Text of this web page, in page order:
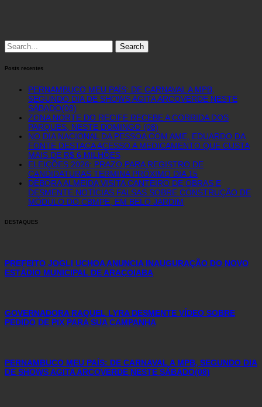
Search
for:
Posts recentes
PERNAMBUCO MEU PAÍS: DE CARNAVAL A MPB,
SEGUNDO DIA DE SHOWS AGITA ARCOVERDE NESTE
SÁBADO(08)
ZONA NORTE DO RECIFE RECEBE A CORRIDA DOS
PARQUES, NESTE DOMINGO (08)
NO DIA NACIONAL DA PESSOA COM AME, EDUARDO DA
FONTE DESTACA ACESSO A MEDICAMENTO QUE CUSTA
MAIS DE R$ 6 MILHÕES
ELEIÇÕES 2026: PRAZO PARA REGISTRO DE
CANDIDATURAS TERMINA PRÓXIMO DIA 15
DÉBORA ALMEIDA VISITA CANTEIRO DE OBRAS E
DESMENTE NOTÍCIAS FALSAS SOBRE CONSTRUÇÃO DE
MÓDULO DO CBMPE, EM BELO JARDIM
DESTAQUES
PREFEITO JOGLI UCHOA ANUNCIA INAUGURAÇÃO DO NOVO
ESTÁDIO MUNICIPAL DE ARAÇOIABA
GOVERNADORA RAQUEL LYRA DESMENTE VÍDEO SOBRE
PEDIDO DE PIX PARA SUA CAMPANHA
PERNAMBUCO MEU PAÍS: DE CARNAVAL A MPB, SEGUNDO DIA
DE SHOWS AGITA ARCOVERDE NESTE SÁBADO(08)